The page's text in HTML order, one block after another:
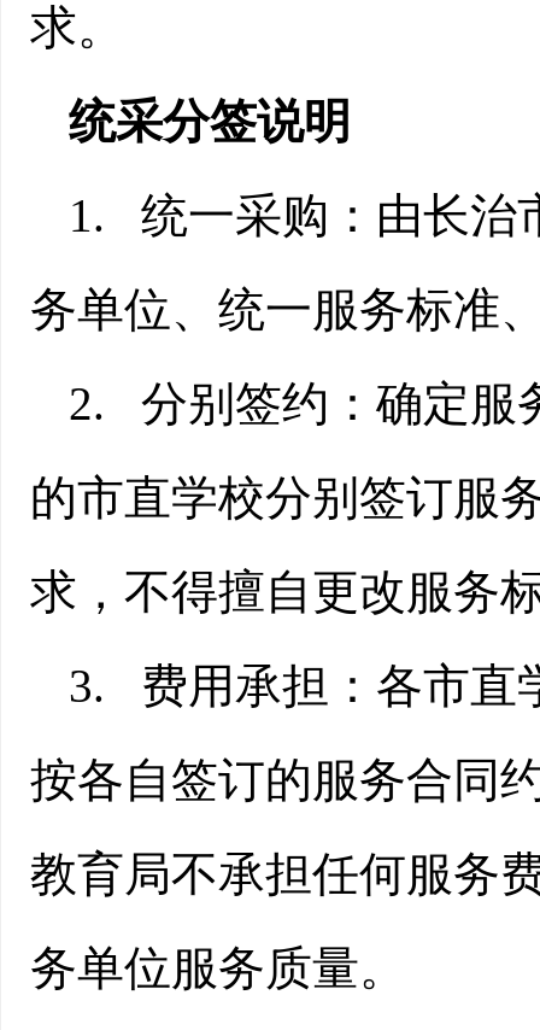
求。
统采分签说明
1. 统一采购：由长治
务单位、统一服务标准
2. 分别签约：确定服
的市直学校分别签订服
求，不得擅自更改服务
3. 费用承担：各市直
按各自签订的服务合同
教育局不承担任何服务
务单位服务质量。